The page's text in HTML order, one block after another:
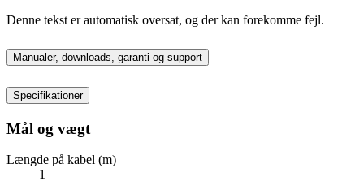
Denne tekst er automatisk oversat, og der kan forekomme fejl.
Manualer, downloads, garanti og support
Specifikationer
Mål og vægt
Længde på kabel (m)
1